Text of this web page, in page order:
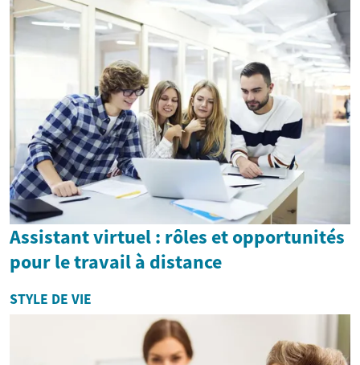
Assistant virtuel : rôles et opportunités
pour le travail à distance
STYLE DE VIE